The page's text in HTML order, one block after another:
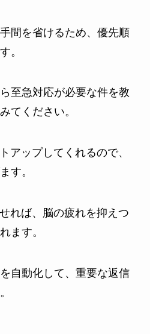
間を省けるため、優先順
。
至急対応が必要な件を教
てください。
アップしてくれるので、
す。
れば、脳の疲れを抑えつ
ます。
自動化して、重要な返信